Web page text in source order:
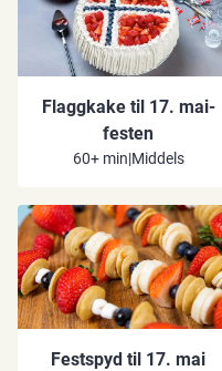
Flaggkake til 17. mai-
festen
60+ min|Middels
Festspyd til 17. mai